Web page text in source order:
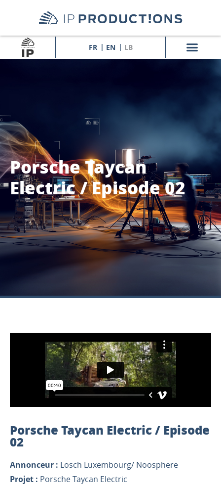
FR EN LB
Porsche Taycan
Electric / Episode 02
Porsche Taycan Electric / Episode
02
Annonceur : Losch Luxembourg/ Noosphere
Projet : Porsche Taycan Electric